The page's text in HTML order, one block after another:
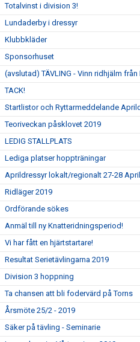
Totalvinst i division 3!
Lundaderby i dressyr
Klubbkläder
Sponsorhuset
(avslutad) TÄVLING - Vinn ridhjälm
TACK!
Startlistor och Ryttarmeddelande
Teoriveckan påsklovet 2019
LEDIG STALLPLATS
Lediga platser hoppträningar
Aprildressyr lokalt/regionalt 27-28 April
Ridläger 2019
Ordförande sökes
Anmäl till ny Knatteridningsperiod!
Vi har fått en hjärtstartare!
Resultat Serietävlingarna 2019
Division 3 hoppning
Ta chansen att bli fodervärd på Torns
Årsmöte 25/2 - 2019
Säker på tävling - Seminarie